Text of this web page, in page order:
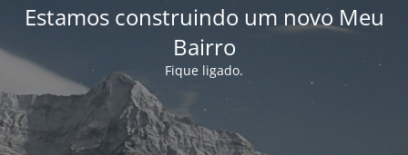
Estamos construindo um novo Meu
Bairro
Fique ligado.